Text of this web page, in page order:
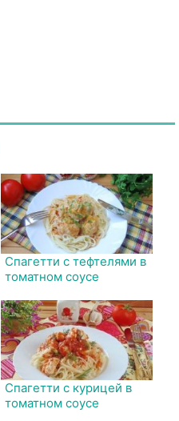
Спагетти с тефтелями в
томатном соусе
Спагетти с курицей в
томатном соусе